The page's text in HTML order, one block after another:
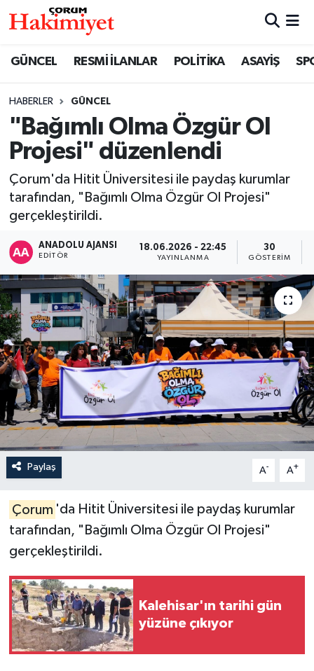
GÜNCEL RESMİ İLANLAR POLİTİKA ASAYİŞ
HABERLER GÜNCEL
"Bağımlı Olma Özgür Ol
Projesi" düzenlendi
Çorum'da Hitit Üniversitesi ile paydaş kurumlar
tarafından, "Bağımlı Olma Özgür Ol Projesi"
gerçekleştirildi.
ANADOLU AJANSI
EDITÖR
18.06.2026 - 22:45
YAYINLANMA
30
GÖSTERIM
Paylaş A- A+
Çorum 'da Hitit Üniversitesi ile paydaş kurumlar
tarafından, "Bağımlı Olma Özgür Ol Projesi"
gerçekleştirildi.
Kalehisar'ın tarihi gün
yüzüne çıkıyor
SAĞLIK
ASAYİŞ
EKONOMİ
EĞİTİM
İLÇELER
OTOPARK
TEKNOLOJİ
Nöbetçi Eczaneler
Çorum Namaz Vakitleri
Trafik Durumu
Süper Lig Puan Durumu ve Fikstür
Haber Arşivi